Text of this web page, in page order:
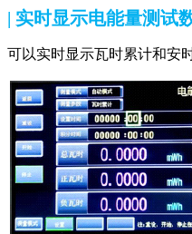
| 实时显示电能量测试
可以实时显示瓦时累计和安